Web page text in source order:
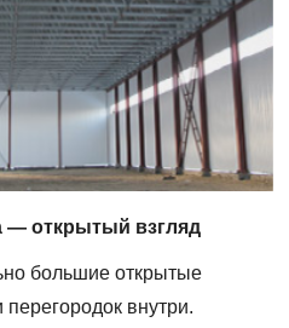
— открытый взгляд
большие открытые
перегородок внутри.